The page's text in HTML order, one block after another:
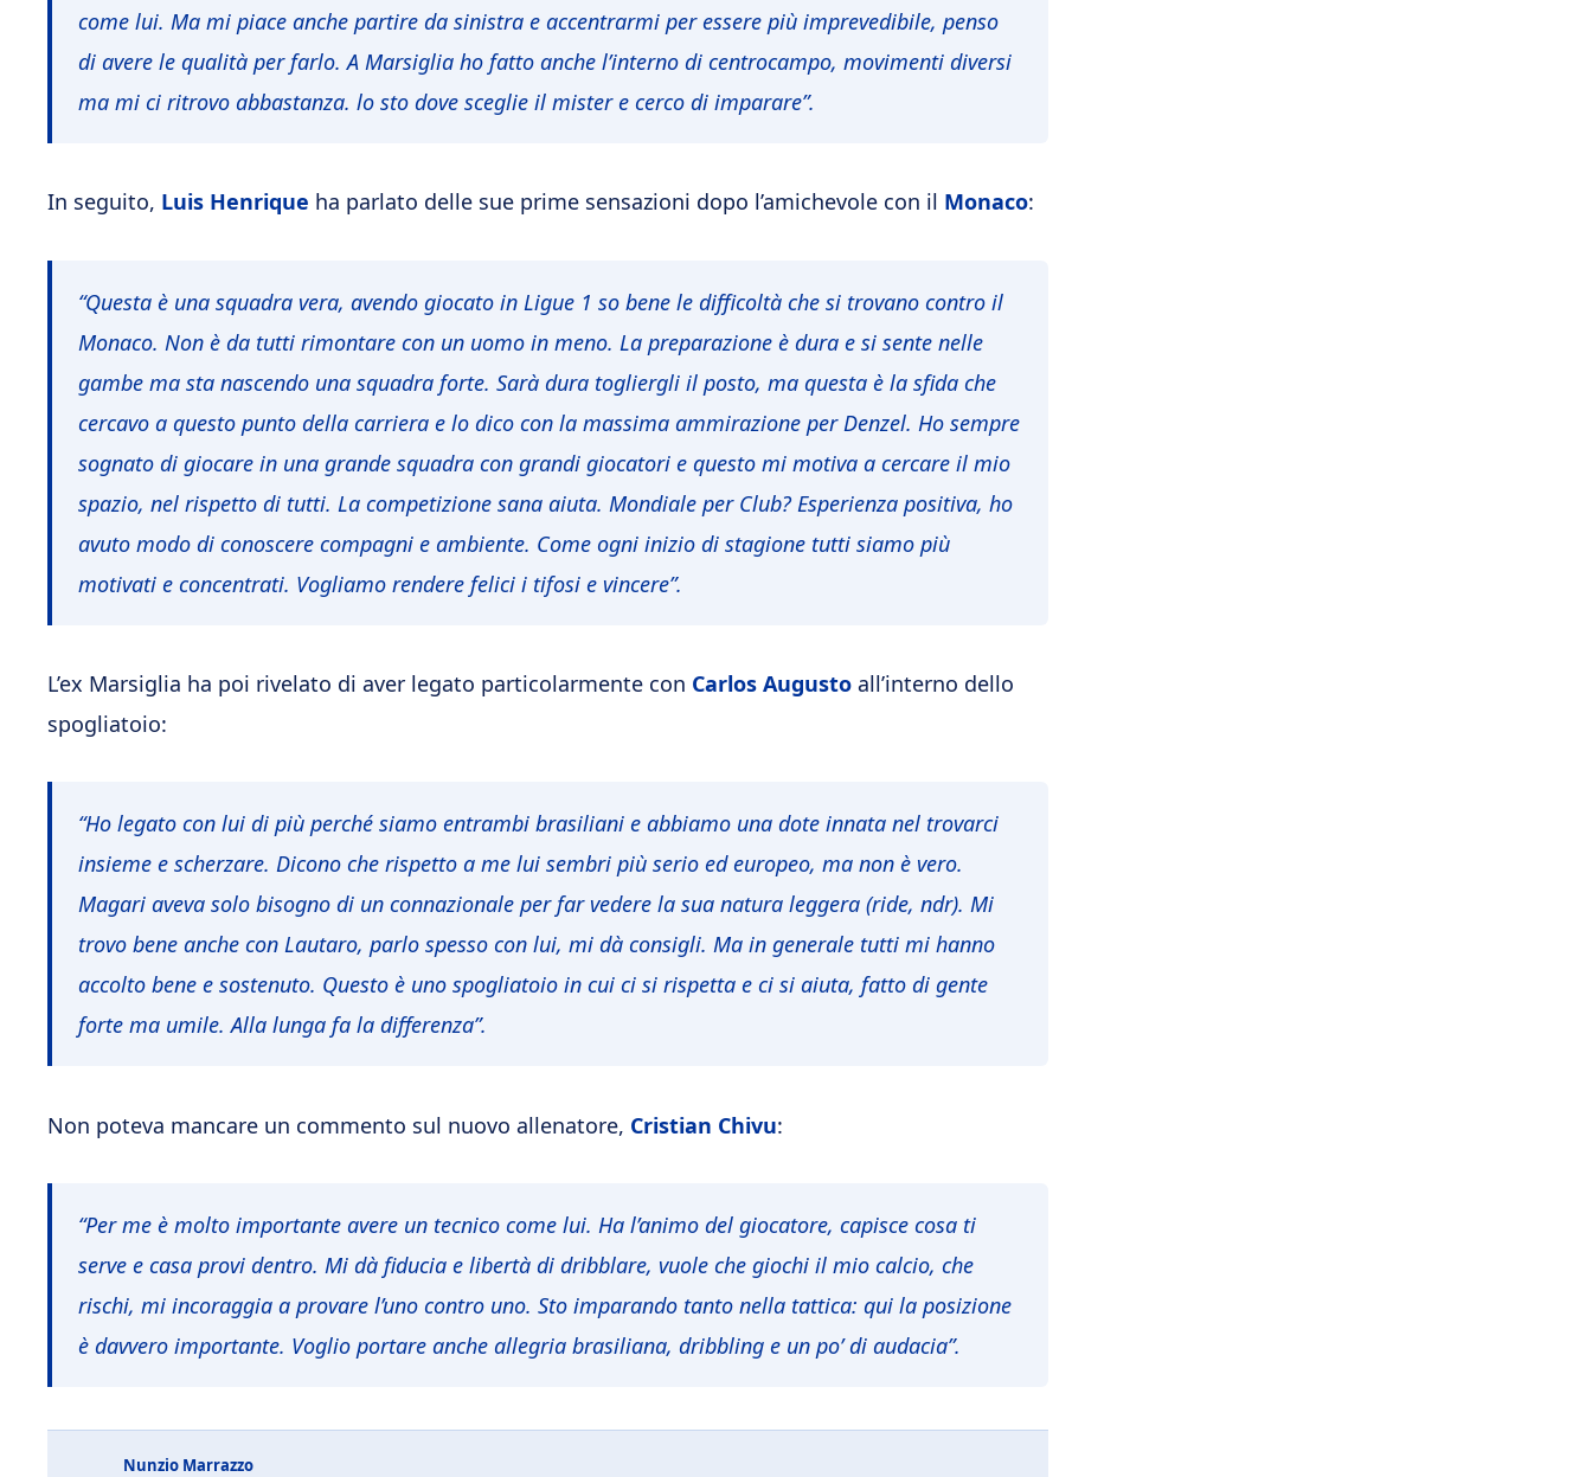
come lui. Ma mi piace anche partire da sinistra e accentrarmi per essere più imprevedibile, penso
di avere le qualità per farlo. A Marsiglia ho fatto anche l’interno di centrocampo, movimenti diversi
ma mi ci ritrovo abbastanza. lo sto dove sceglie il mister e cerco di imparare”.
In seguito, Luis Henrique ha parlato delle sue prime sensazioni dopo l’amichevole con il Monaco:
“Questa è una squadra vera, avendo giocato in Ligue 1 so bene le difficoltà che si trovano contro il
Monaco. Non è da tutti rimontare con un uomo in meno. La preparazione è dura e si sente nelle
gambe ma sta nascendo una squadra forte. Sarà dura togliergli il posto, ma questa è la sfida che
cercavo a questo punto della carriera e lo dico con la massima ammirazione per Denzel. Ho sempre
sognato di giocare in una grande squadra con grandi giocatori e questo mi motiva a cercare il mio
spazio, nel rispetto di tutti. La competizione sana aiuta. Mondiale per Club? Esperienza positiva, ho
avuto modo di conoscere compagni e ambiente. Come ogni inizio di stagione tutti siamo più
motivati e concentrati. Vogliamo rendere felici i tifosi e vincere”.
L’ex Marsiglia ha poi rivelato di aver legato particolarmente con Carlos Augusto all’interno dello
spogliatoio:
“Ho legato con lui di più perché siamo entrambi brasiliani e abbiamo una dote innata nel trovarci
insieme e scherzare. Dicono che rispetto a me lui sembri più serio ed europeo, ma non è vero.
Magari aveva solo bisogno di un connazionale per far vedere la sua natura leggera (ride, ndr). Mi
trovo bene anche con Lautaro, parlo spesso con lui, mi dà consigli. Ma in generale tutti mi hanno
accolto bene e sostenuto. Questo è uno spogliatoio in cui ci si rispetta e ci si aiuta, fatto di gente
forte ma umile. Alla lunga fa la differenza”.
Non poteva mancare un commento sul nuovo allenatore, Cristian Chivu:
“Per me è molto importante avere un tecnico come lui. Ha l’animo del giocatore, capisce cosa ti
serve e casa provi dentro. Mi dà fiducia e libertà di dribblare, vuole che giochi il mio calcio, che
rischi, mi incoraggia a provare l’uno contro uno. Sto imparando tanto nella tattica: qui la posizione
è davvero importante. Voglio portare anche allegria brasiliana, dribbling e un po’ di audacia”.
Nunzio Marrazzo